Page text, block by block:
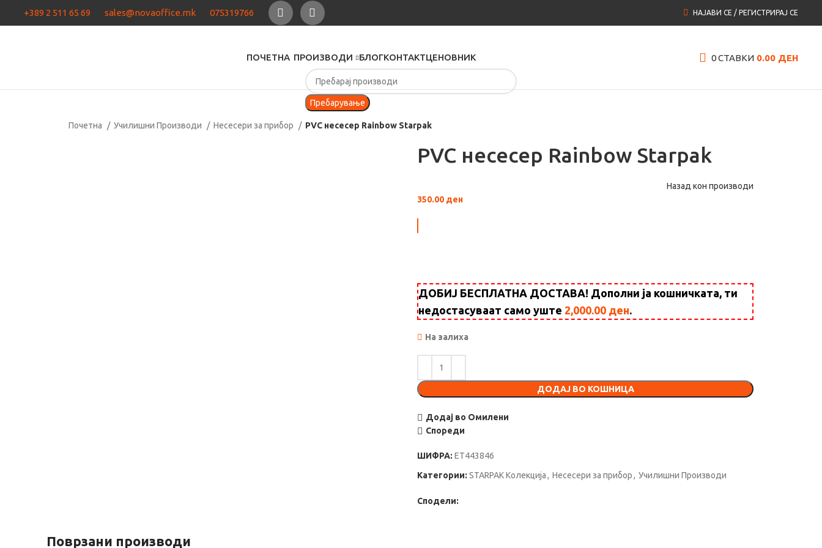
+389 2 511 65 69 sales@novaoffice.mk 075319766 НАЈАВИ СЕ / РЕГИСТРИРАЈ СЕ
ПОЧЕТНА ПРОИЗВОДИ БЛОГКОНТАКТЦЕНОВНИК 0СТАВКИ 0.00 ДЕН
Пребарување
Почетна Училишни Производи Несесери за прибор PVC несесер Rainbow Starpak
PVC несесер Rainbow Starpak
Назад кон производи
350.00 ден
ДОБИЈ БЕСПЛАТНА ДОСТАВА! Дополни ја кошничката, ти
недостасуваат само уште 2,000.00 ден.
На залиха
ДОДАЈ ВО КОШНИЦА
Додај во Омилени
Спореди
ШИФРА: ET443846
Категории: STARPAK Колекција, Несесери за прибор, Училишни Производи
Сподели:
Поврзани производи